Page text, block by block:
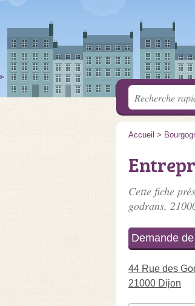
Accueil >
Cette fiche
godrans,
Demande
44 Rue des
21000 Dijon